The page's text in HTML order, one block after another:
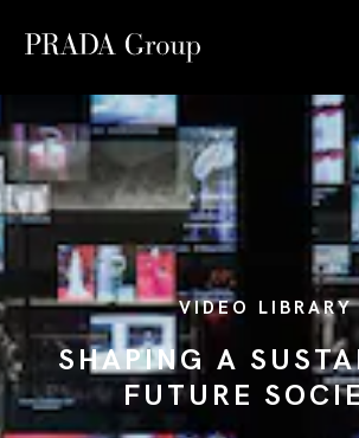
VIDEO LIBRARY
SHAPING A
FUTURE